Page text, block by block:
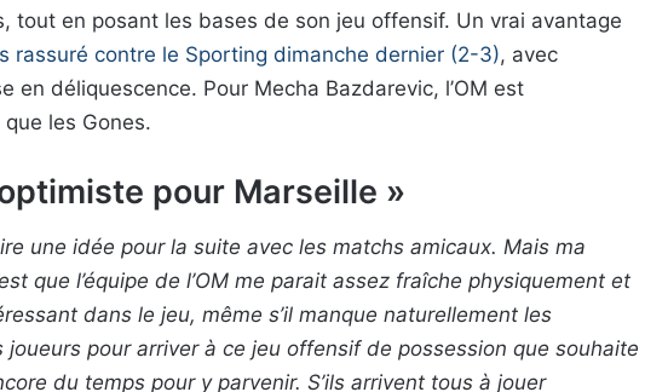
tout en posant les bases de son jeu offensif. Un vrai avantage
rassuré contre le Sporting dimanche dernier (2-3), avec
en déliquescence. Pour Mecha Bazdarevic, l’OM est
les Gones.
pour Marseille »
une idée pour la suite avec les matchs amicaux. Mais ma
que l’équipe de l’OM me parait assez fraîche physiquement et
dans le jeu, même s’il manque naturellement les
pour arriver à ce jeu offensif de possession que souhaite
du temps pour y parvenir. S’ils arrivent tous à jouer